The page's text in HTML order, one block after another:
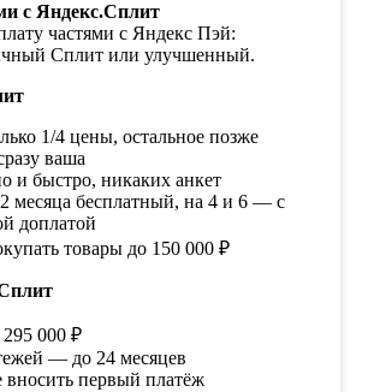
с Яндекс.Сплит
частями с Яндекс Пэй:
Сплит или улучшенный.
1/4 цены, остальное позже
ваша
и быстро, никаких анкет
месяца бесплатный, на 4 и 6 — с
доплатой
товары до 150 000 ₽
000 ₽
— до 24 месяцев
первый платёж